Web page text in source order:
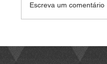
clean tech de
Escreva um comentário